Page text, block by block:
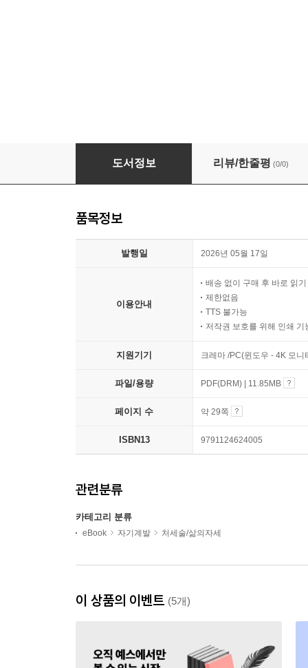
하루 한 장 힐링 꽃 컬러링북
도서정보 리뷰/한줄평 (0/0)
품목정보
발행일 2026년 05월 17일
이용안내
배송 없이 구매 후 바로 읽기
제한없음
TTS 불가능
저작권 보호를 위해 인쇄 기
지원기기 크레마 /PC(윈도우 - 4K 모
파일/용량 PDF(DRM) | 11.85MB
페이지 수 약 29쪽
ISBN13 9791124624005
관련분류
카테고리 분류
eBook 자기계발 처세술/삶의자세
이 상품의 이벤트 (5개)